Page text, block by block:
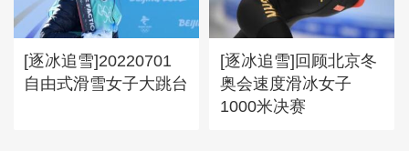
[逐冰追雪]20220701
自由式滑雪女子大跳台
[逐冰追雪]回顾北京冬
奥会速度滑冰女子
1000米决赛